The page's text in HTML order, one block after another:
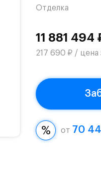
Отделка
11 881 494
217 690 ₽ / цена
от 70